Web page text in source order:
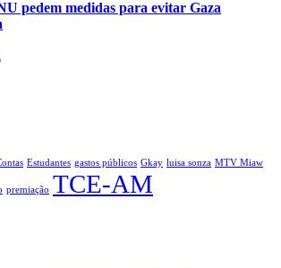
pedem medidas para evitar Gaza
Estudantes gastos públicos Gkay luisa sonza MTV Miaw
premiação TCE-AM